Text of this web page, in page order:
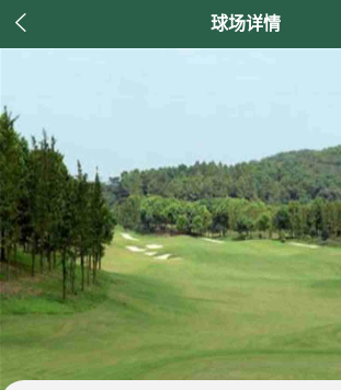
 球场详情